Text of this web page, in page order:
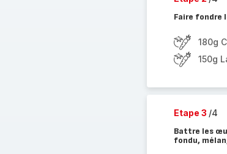
Faire fondre
180g
150g
Etape 3 /4
Battre les
fondu,